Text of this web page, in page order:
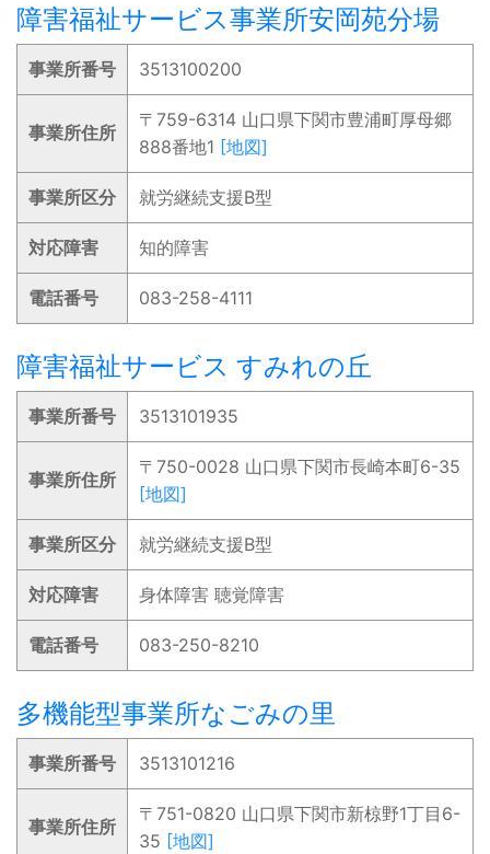
障害福祉サービス事業所安岡苑分場
事業所番号 3513100200
事業所住所
〒759-6314 山口県下関市豊浦町厚母郷
888番地1 [地図]
事業所区分 就労継続支援B型
対応障害 知的障害
電話番号 083-258-4111
障害福祉サービス すみれの丘
事業所番号 3513101935
事業所住所
〒750-0028 山口県下関市長崎本町6-35
[地図]
事業所区分 就労継続支援B型
対応障害 身体障害 聴覚障害
電話番号 083-250-8210
多機能型事業所なごみの里
事業所番号 3513101216
事業所住所
〒751-0820 山口県下関市新椋野1丁目6-
35 [地図]